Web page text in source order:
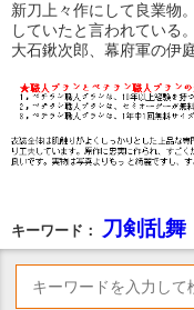
新刀上々作にして良業物
していたと言われている
大石鍬次郎、幕府軍の伊
キーワード： 刀剣乱舞